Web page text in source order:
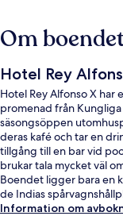
Om
Hotel Rey
Hotel Rey Alfonso X har
promenad från Kungliga
säsongsöppen
deras kafé och tar en
tillgång till en bar vid
brukar tala mycket väl
Boendet ligger bara en
de Indias
Nueva
Information om